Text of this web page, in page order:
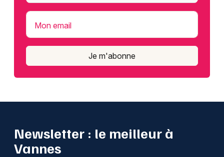
Mon email
Je m'abonne
Newsletter : le meilleur à
Vannes